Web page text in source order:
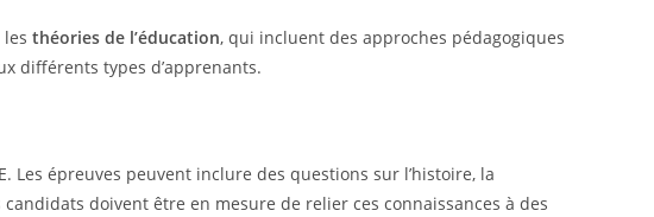
théories de l’éducation, qui incluent des approches pédagogiques
différents types d’apprenants.
Les épreuves peuvent inclure des questions sur l’histoire, la
doivent être en mesure de relier ces connaissances à des